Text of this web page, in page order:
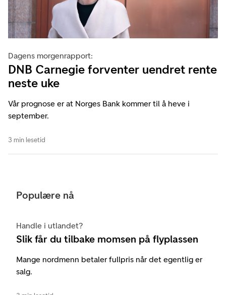
Dagens morgenrapport:
DNB Carnegie forventer uendret rente
neste uke
Vår prognose er at Norges Bank kommer til å heve i
september.
3 min lesetid
Populære nå
Handle i utlandet?
Slik får du tilbake momsen på flyplassen
Mange nordmenn betaler fullpris når det egentlig er
salg.